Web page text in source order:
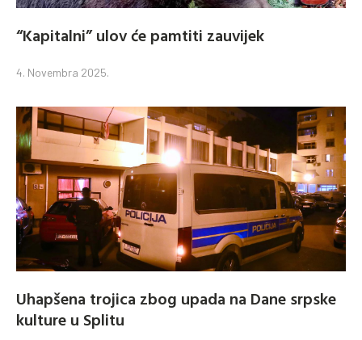
“Kapitalni” ulov će pamtiti zauvijek
4. Novembra 2025.
Uhapšena trojica zbog upada na Dane srpske
kulture u Splitu